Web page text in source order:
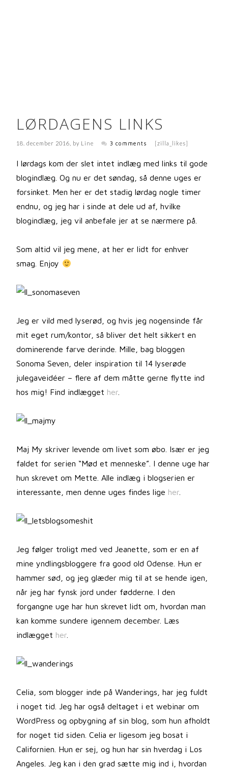
LØRDAGENS LINKS
18. december 2016 , by Line 3 comments [zilla_likes]
I lørdags kom der slet intet indlæg med links til gode
blogindlæg. Og nu er det søndag, så denne uges er
forsinket. Men her er det stadig lørdag nogle timer
endnu, og jeg har i sinde at dele ud af, hvilke
blogindlæg, jeg vil anbefale jer at se nærmere på.
Som altid vil jeg mene, at her er lidt for enhver
smag. Enjoy
Jeg er vild med lyserød, og hvis jeg nogensinde får
mit eget rum/kontor, så bliver det helt sikkert en
dominerende farve derinde. Mille, bag bloggen
Sonoma Seven, deler inspiration til 14 lyserøde
julegaveidéer – flere af dem måtte gerne flytte ind
hos mig! Find indlægget her
Maj My skriver levende om livet som øbo. Især er jeg
faldet for serien “Mød et menneske”. I denne uge har
hun skrevet om Mette. Alle indlæg i blogserien er
interessante, men denne uges findes lige her
Jeg følger troligt med ved Jeanette, som er en af
mine yndlingsbloggere fra good old Odense. Hun er
hammer sød, og jeg glæder mig til at se hende igen,
når jeg har fynsk jord under fødderne. I den
forgangne uge har hun skrevet lidt om, hvordan man
kan komme sundere igennem december. Læs
indlægget her
Celia, som blogger inde på Wanderings, har jeg fuldt
i noget tid. Jeg har også deltaget i et webinar om
WordPress og opbygning af sin blog, som hun afholdt
for noget tid siden. Celia er ligesom jeg bosat i
Californien. Hun er sej, og hun har sin hverdag i Los
Angeles. Jeg kan i den grad sætte mig ind i, hvordan